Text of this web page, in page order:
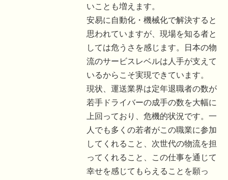
いことも増えます。
安易に自動化・機械化で解決すると
思われていますが、現場を知る者と
しては危うさを感じます。日本の物
流のサービスレベルは人手が支えて
いるからこそ実現できています。
現状、運送業界は定年退職者の数が
若手ドライバーの成手の数を大幅に
上回っており、危機的状況です。一
人でも多くの若者がこの職業に参加
してくれること、次世代の物流を担
ってくれること、この仕事を通じて
幸せを感じてもらえることを願っ